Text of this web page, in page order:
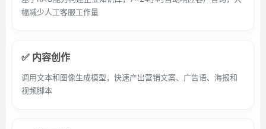
幅减少人工客服工作量
✅ 内容创作
调用文本和图像生成模型，快速产出营销文案、广告语、海报和
视频脚本